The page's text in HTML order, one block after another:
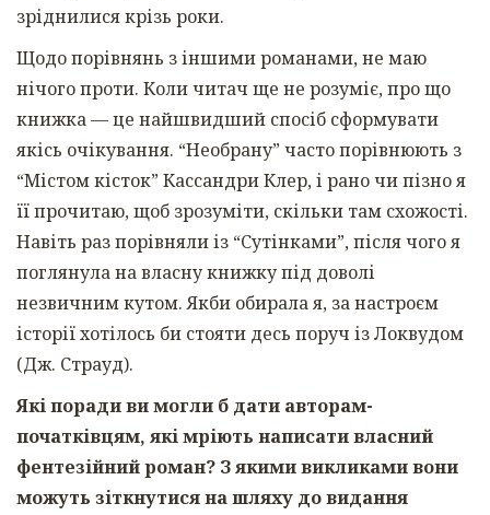
зріднилися крізь роки.
Щодо порівнянь з іншими романами, не маю
нічого проти. Коли читач ще не розуміє, про що
книжка — це найшвидший спосіб сформувати
якісь очікування. “Необрану” часто порівнюють з
“Містом кісток” Кассандри Клер, і рано чи пізно я
її прочитаю, щоб зрозуміти, скільки там схожості.
Навіть раз порівняли із “Сутінками”, після чого я
поглянула на власну книжку під доволі
незвичним кутом. Якби обирала я, за настроєм
історії хотілось би стояти десь поруч із Локвудом
(Дж. Страуд).
Які поради ви могли б дати авторам-
початківцям, які мріють написати власний
фентезійний роман? З якими викликами вони
можуть зіткнутися на шляху до видання